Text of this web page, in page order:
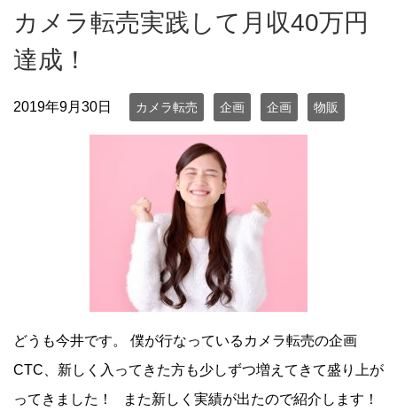
カメラ転売実践して月収40万円
達成！
2019年9月30日 カメラ転売 企画 企画 物販
どうも今井です。 僕が行なっているカメラ転売の企画
CTC、新しく入ってきた方も少しずつ増えてきて盛り上が
ってきました！ また新しく実績が出たので紹介します！